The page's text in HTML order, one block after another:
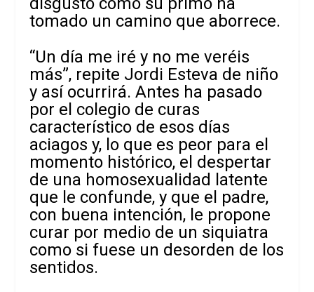
tomado un camino que aborrece.
“Un día me iré y no me veréis
más”, repite Jordi Esteva de niño
y así ocurrirá. Antes ha pasado
por el colegio de curas
característico de esos días
aciagos y, lo que es peor para el
momento histórico, el despertar
de una homosexualidad latente
que le confunde, y que el padre,
con buena intención, le propone
curar por medio de un siquiatra
como si fuese un desorden de los
sentidos.